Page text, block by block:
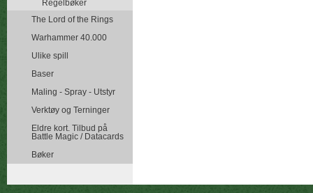
Regelbøker
The Lord of the Rings
Warhammer 40.000
Ulike spill
Baser
Maling - Spray - Utstyr
Verktøy og Terninger
Eldre kort. Tilbud på
Battle Magic / Datacards
Bøker